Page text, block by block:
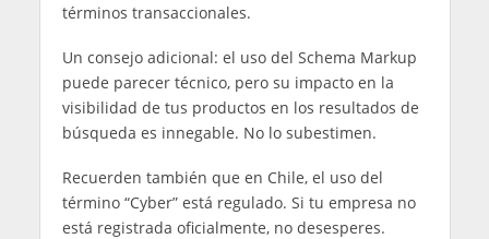
términos transaccionales.
Un consejo adicional: el uso del Schema Markup
puede parecer técnico, pero su impacto en la
visibilidad de tus productos en los resultados de
búsqueda es innegable. No lo subestimen.
Recuerden también que en Chile, el uso del
término “Cyber” está regulado. Si tu empresa no
está registrada oficialmente, no desesperes.